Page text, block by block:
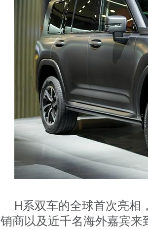
H系双车的全球首次亮相
销商以及近千名海外嘉宾